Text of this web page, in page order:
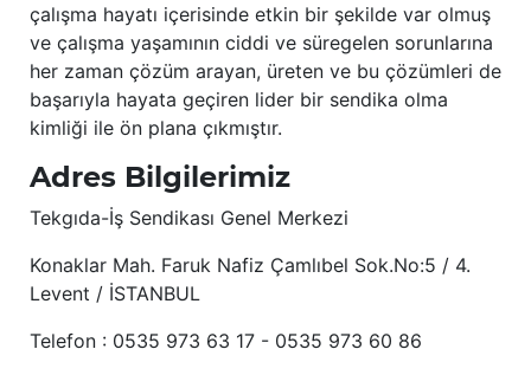
çalışma hayatı içerisinde etkin bir şekilde var olmuş
ve çalışma yaşamının ciddi ve süregelen sorunlarına
her zaman çözüm arayan, üreten ve bu çözümleri de
başarıyla hayata geçiren lider bir sendika olma
kimliği ile ön plana çıkmıştır.
Adres Bilgilerimiz
Tekgıda-İş Sendikası Genel Merkezi
Konaklar Mah. Faruk Nafiz Çamlıbel Sok.No:5 / 4.
Levent / İSTANBUL
Telefon : 0535 973 63 17 - 0535 973 60 86